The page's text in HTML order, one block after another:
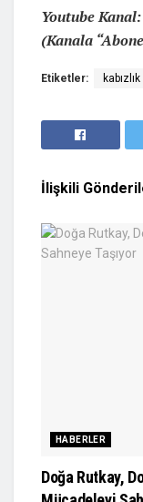
Youtube Kanal:
(Kanala
Etiketler: kabızlık
İlişkili
HABERLER
Doğa Rutkay,